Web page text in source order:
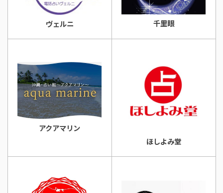
ヴェルニ 千里眼
アクアマリン
ほしよみ堂